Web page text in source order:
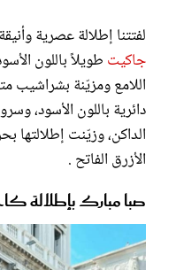
لفتتنا إطلالة عصرية
جاكيت طويلاً باللون
اللامع ومزيّنة بشراشيب
دائرية باللون الأسود،
الداكن، وزيّنت إطلالتها
الأزرق الفاتح .
صبا مبارك بإطلالة